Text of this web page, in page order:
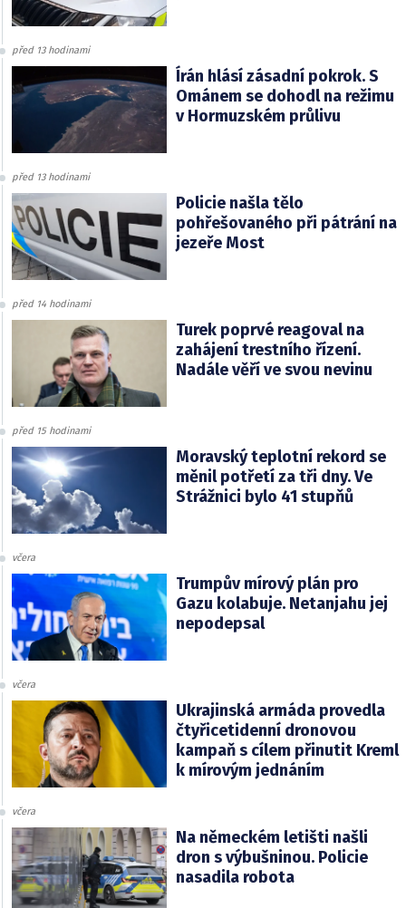
před 13 hodinami
Írán hlásí zásadní pokrok. S
Ománem se dohodl na režimu
v Hormuzském průlivu
před 13 hodinami
Policie našla tělo
pohřešovaného při pátrání na
jezeře Most
před 14 hodinami
Turek poprvé reagoval na
zahájení trestního řízení.
Nadále věří ve svou nevinu
před 15 hodinami
Moravský teplotní rekord se
měnil potřetí za tři dny. Ve
Strážnici bylo 41 stupňů
včera
Trumpův mírový plán pro
Gazu kolabuje. Netanjahu jej
nepodepsal
včera
Ukrajinská armáda provedla
čtyřicetidenní dronovou
kampaň s cílem přinutit Kreml
k mírovým jednáním
včera
Na německém letišti našli
dron s výbušninou. Policie
nasadila robota